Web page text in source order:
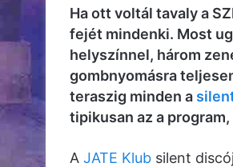
Ha ott voltál tavaly a
fejét mindenki. Most
helyszínnel, három
gombnyomásra
teraszig minden a
tipikusan az a
A JATE Klub silent